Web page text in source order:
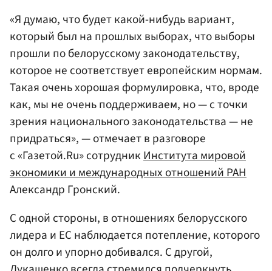
«Я думаю, что будет какой-нибудь вариант,
который был на прошлых выборах, что выборы
прошли по белорусскому законодательству,
которое не соответствует европейским нормам.
Такая очень хорошая формулировка, что, вроде
как, мы не очень поддерживаем, но — с точки
зрения национального законодательства — не
придраться», — отмечает в разговоре
с «Газетой.Ru» сотрудникИнститута мировой
экономики и международных отношений РАН
Александр Гронский.
С одной стороны, в отношениях белорусского
лидера и ЕС наблюдается потепление, которого
он долго и упорно добивался. С другой,